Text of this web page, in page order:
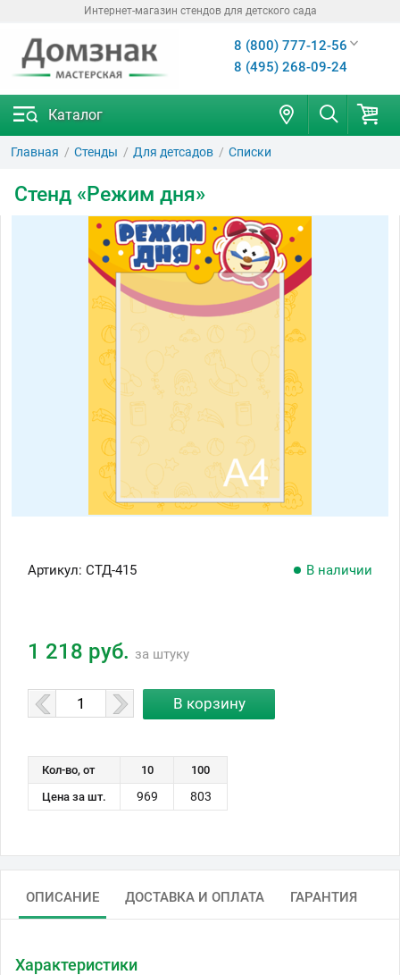
Интернет-магазин стендов для детского сада
8 (800) 777-12-56
8 (495) 268-09-24
Каталог
Главная Стенды Для детсадов Списки
Стенд «Режим дня»
Артикул: СТД-415 В наличии
1 218 руб. за штуку
Кол-во, от 10
100
Цена за шт.
969 803
ОПИСАНИЕ ДОСТАВКА И ОПЛАТА ГАРАНТИЯ
Характеристики